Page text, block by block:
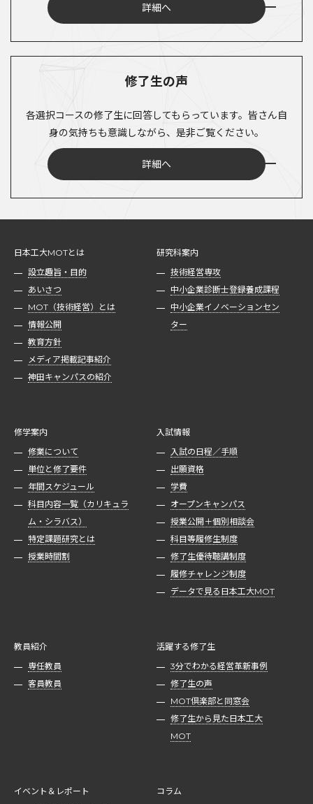
詳細へ
修了生の声
各選択コースの修了生に回答してもらっています。皆さん自
身の気持ちも意識しながら、是非ご覧ください。
詳細へ
日本工大MOTとは
設立趣旨・目的
あいさつ
MOT（技術経営）とは
情報公開
教育方針
メディア掲載記事紹介
神田キャンパスの紹介
研究科案内
技術経営専攻
中小企業診断士登録養成課程
中小企業イノベーションセン
ター
修学案内
修業について
単位と修了要件
年間スケジュール
科目内容一覧（カリキュラ
ム・シラバス）
特定課題研究とは
授業時間割
入試情報
入試の日程／手順
出願資格
学費
オープンキャンパス
授業公開＋個別相談会
科目等履修生制度
修了生優待聴講制度
履修チャレンジ制度
データで見る日本工大MOT
教員紹介
専任教員
客員教員
活躍する修了生
3分でわかる経営革新事例
修了生の声
MOT倶楽部と同窓会
修了生から見た日本工大
MOT
イベント＆レポート
コラム